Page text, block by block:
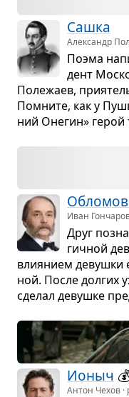
Сашка
Александр
Поэма
дент
Поле­жаев,
Помните, как у
ний Оне­гин» герой
Иван
Друг
гич­ной
вли­я­нием девушки
ной. После дол­гих
сде­лал девушке
Ионыч
Антон Чехов ·